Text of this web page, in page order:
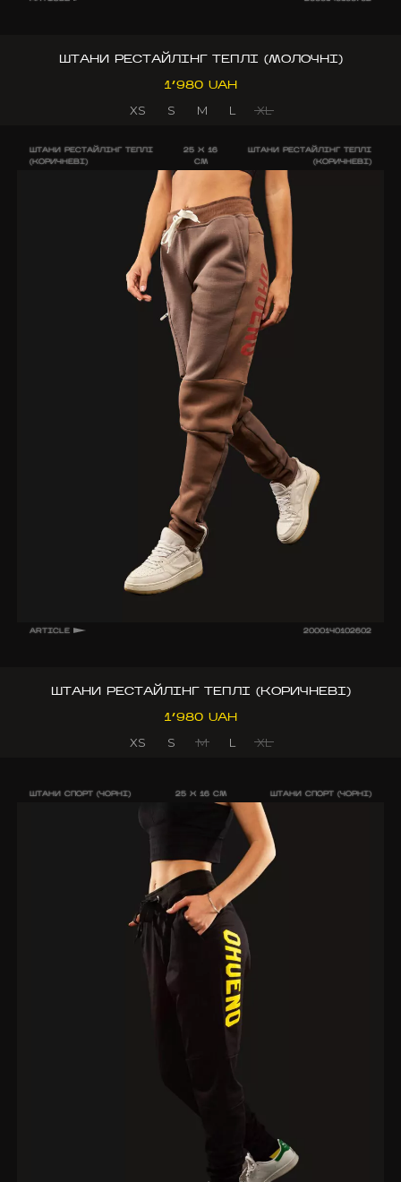
ШТАНИ РЕСТАЙЛІНГ ТЕПЛІ (МОЛОЧНІ)
1’980 UAH
XS
S M L XL
ШТАНИ РЕСТАЙЛІНГ ТЕПЛІ
(КОРИЧНЕВІ)
25 X 16
CM
ШТАНИ РЕСТАЙЛІНГ ТЕПЛІ
(КОРИЧНЕВІ)
ARTICLE 2000140102602
ШТАНИ РЕСТАЙЛІНГ ТЕПЛІ (КОРИЧНЕВІ)
1’980 UAH
XS
S M L XL
ШТАНИ СПОРТ (ЧОРНІ) 25 X 16 CM ШТАНИ СПОРТ (ЧОРНІ)